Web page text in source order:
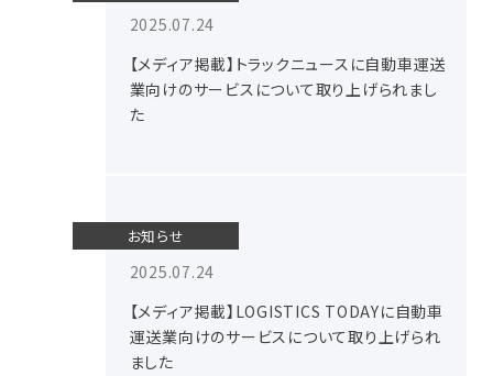
2025.07.24
【メディア掲載】トラックニュースに自動車運送
業向けのサービスについて取り上げられまし
た
お知らせ
2025.07.24
【メディア掲載】LOGISTICS TODAYに自動車
運送業向けのサービスについて取り上げられ
ました